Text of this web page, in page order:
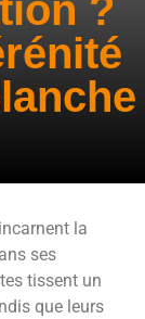
?
la
ses
tissent un
que leurs